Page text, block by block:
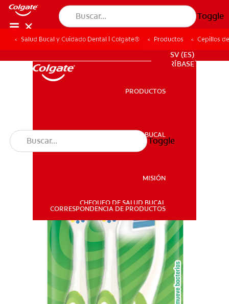
Toggle
SALUD BUCAL
CHEQUEO DE SALUD BUCAL
CORRESPONDENCIA DE PRODUCTOS
PROMOCIONES
SV (ES)
SUSCRÍBASE
PRODUCTOS
SALUD BUCAL
MISIÓN
CHEQUEO DE SALUD BUCAL
CORRESPONDENCIA DE PRODUCTOS
Toggle
Salud Bucal y Cuidado Dental | Colgate® Productos Cepillos